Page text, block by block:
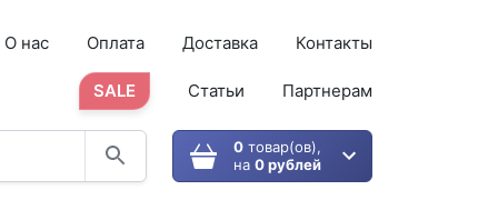
О нас Оплата Доставка Контакты
SALE Статьи Партнерам
0товар(ов),
на 0 рублей